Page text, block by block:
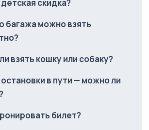
скидка?
багажа можно взять
взять кошку или собаку?
остановки в пути — можно ли
билет?